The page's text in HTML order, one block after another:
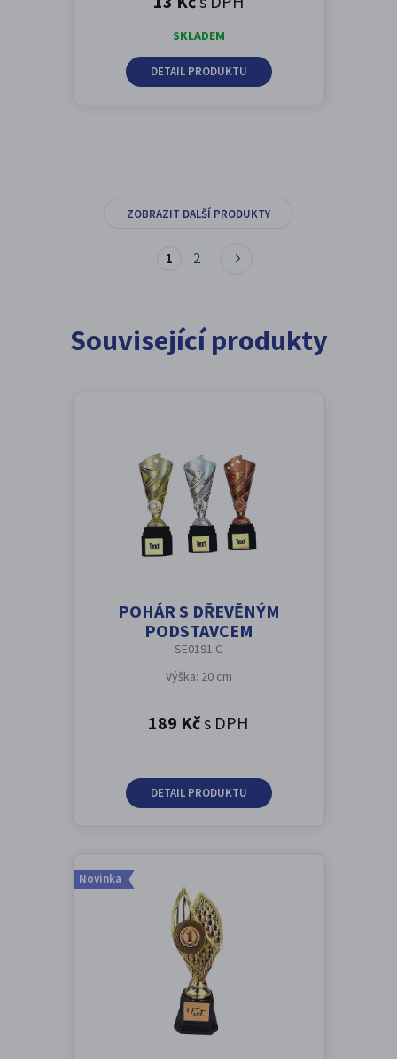
SKLADEM
DETAIL PRODUKTU
ZOBRAZIT DALŠÍ PRODUKTY
1 2
Související produkty
POHÁR S DŘEVĚNÝM
PODSTAVCEM
SE0191 C
Výška: 20 cm
189 Kčs DPH
DETAIL PRODUKTU
Novinka